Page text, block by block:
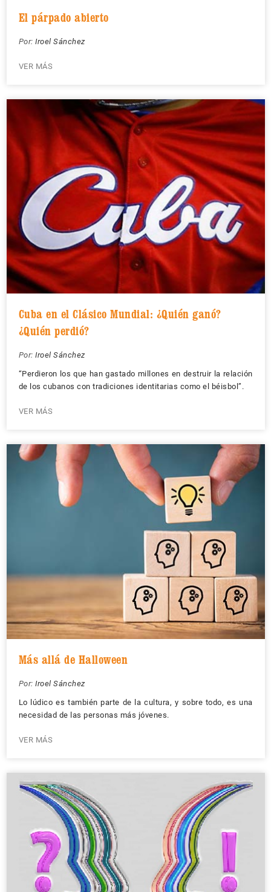
El párpado abierto
Por: Iroel Sánchez
VER MÁS
Cuba en el Clásico Mundial: ¿Quién ganó?
¿Quién perdió?
Por: Iroel Sánchez
“Perdieron los que han gastado millones en destruir la relación
de los cubanos con tradiciones identitarias como el béisbol”.
VER MÁS
Más allá de Halloween
Por: Iroel Sánchez
Lo lúdico es también parte de la cultura, y sobre todo, es una
necesidad de las personas más jóvenes.
VER MÁS